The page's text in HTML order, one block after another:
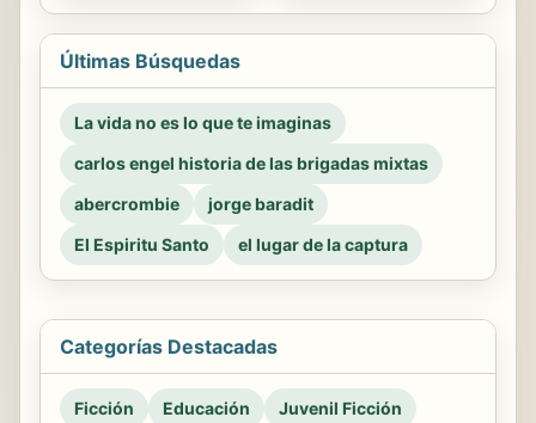
Últimas Búsquedas
La vida no es lo que te imaginas
carlos engel historia de las brigadas mixtas
abercrombie
jorge baradit
El Espiritu Santo
el lugar de la captura
Categorías Destacadas
Ficción Educación Juvenil Ficción